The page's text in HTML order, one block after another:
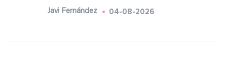
Javi Fernández 04-08-2026